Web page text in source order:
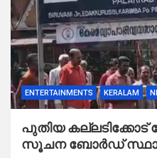
ENTERTAINMENTS KERALAM
പുതിയ കല്ലടിക്കോട്
സൂചന ബോർഡ്